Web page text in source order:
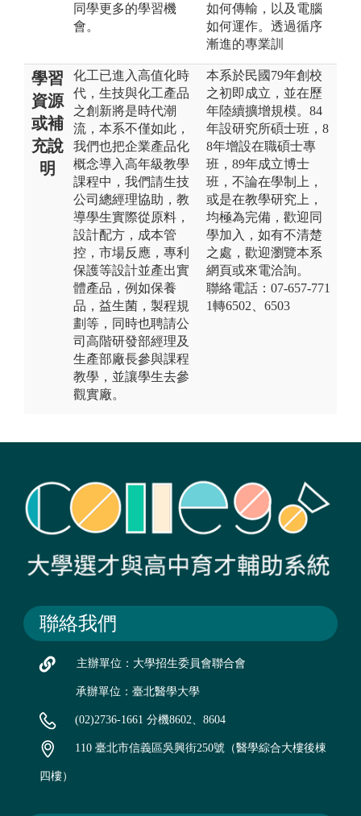
同學更多的學習機
會。
如何傳輸，以及電腦
如何運作。透過循序
漸進的專業訓
學習
資源
或補
充說
明
化工已進入高值化時
代，生技與化工產品
之創新將是時代潮
流，本系不僅如此，
我們也把企業產品化
概念導入高年級教學
課程中，我們請生技
公司總經理協助，教
導學生實際從原料，
設計配方，成本管
控，市場反應，專利
保護等設計並產出實
體產品，例如保養
品，益生菌，製程規
劃等，同時也聘請公
司高階研發部經理及
生產部廠長參與課程
教學，並讓學生去參
觀實廠。
本系於民國79年創校
之初即成立，並在歷
年陸續擴增規模。84
年設研究所碩士班，8
8年增設在職碩士專
班，89年成立博士
班，不論在學制上，
或是在教學研究上，
均極為完備，歡迎同
學加入，如有不清楚
之處，歡迎瀏覽本系
網頁或來電洽詢。
聯絡電話：07-657-771
1轉6502、6503
聯絡我們
主辦單位：大學招生委員會聯合會
承辦單位：臺北醫學大學
(02)2736-1661 分機8602、8604
110 臺北市信義區吳興街250號（醫學綜合大樓後棟
四樓）